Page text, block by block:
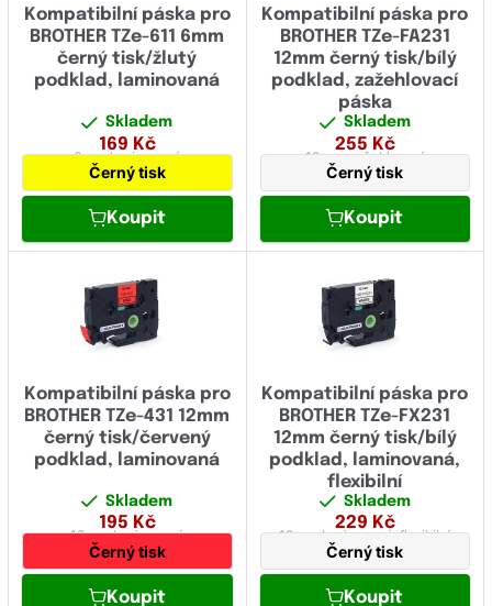
Kompatibilní páska pro
BROTHER TZe-611 6mm
černý tisk/žlutý
podklad, laminovaná
Skladem
169 Kč
6 mmlaminovaná
Černý tisk
Koupit
Kompatibilní páska pro
BROTHER TZe-FA231
12mm černý tisk/bílý
podklad, zažehlovací
páska
Skladem
255 Kč
12 mmzažehlovací
Černý tisk
Koupit
Kompatibilní páska pro
BROTHER TZe-431 12mm
černý tisk/červený
podklad, laminovaná
Skladem
195 Kč
12 mmlaminovaná
Černý tisk
Koupit
Kompatibilní páska pro
BROTHER TZe-FX231
12mm černý tisk/bílý
podklad, laminovaná,
flexibilní
Skladem
229 Kč
12 mmlaminovaná,flexibilní
Černý tisk
Koupit